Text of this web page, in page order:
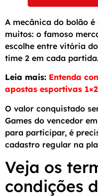
A mecânica do bolão
muitos: o famoso
escolhe entre vitória
time 2 em cada partida.
Leia mais: Entenda
apostas esportivas 1×2
O valor conquistado
Games do vencedor
para participar, é
cadastro regular na
Veja os
condições